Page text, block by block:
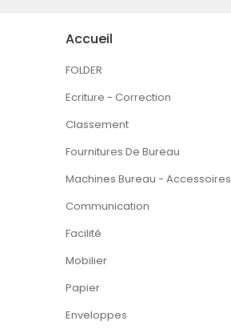
Accueil
FOLDER
Ecriture - Correction
Classement
Fournitures De Bureau
Machines Bureau - Accessoires
Communication
Facilité
Mobilier
Papier
Enveloppes